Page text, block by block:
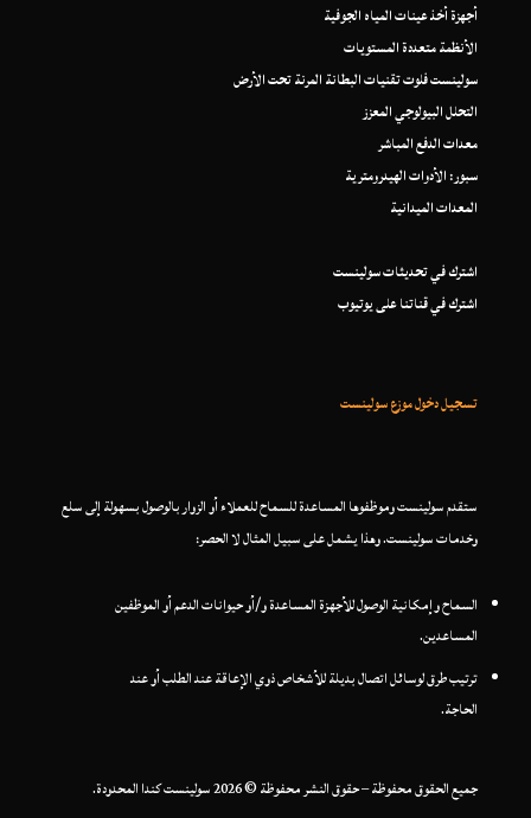
أجهزة أخذ عينات المياه الجوفية
الأنظمة متعددة المستويات
سولينست فلوت تقنيات البطانة المرنة تحت الأرض
التحلل البيولوجي المعزز
معدات الدفع المباشر
سبور: الأدوات الهيدرومترية
المعدات الميدانية
اشترك في تحديثات سولينست
اشترك في قناتنا على يوتيوب
تسجيل دخول موزع سولينست
ستقدم سولينست وموظفوها المساعدة للسماح للعملاء أو الزوار بالوصول بسهولة إلى سلع
وخدمات سولينست. وهذا يشمل على سبيل المثال لا الحصر:
السماح وإمكانية الوصول للأجهزة المساعدة و/أو حيوانات الدعم أو الموظفين
المساعدين.
ترتيب طرق لوسائل اتصال بديلة للأشخاص ذوي الإعاقة عند الطلب أو عند
الحاجة.
جميع الحقوق محفوظة – حقوق النشر محفوظة © 2026 سولينست كندا المحدودة.